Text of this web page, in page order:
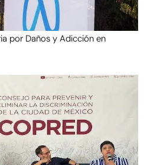
por Daños y Adicción en